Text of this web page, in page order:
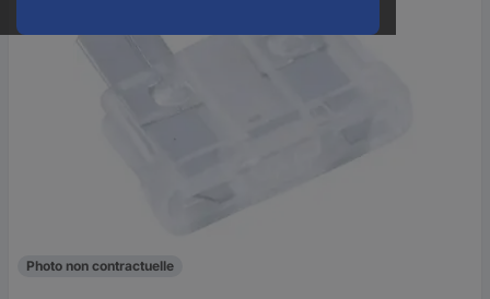
Photo non contractuelle